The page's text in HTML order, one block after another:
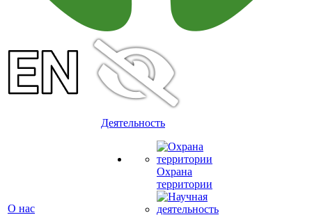
О нас
Деятельность
Охрана
территории